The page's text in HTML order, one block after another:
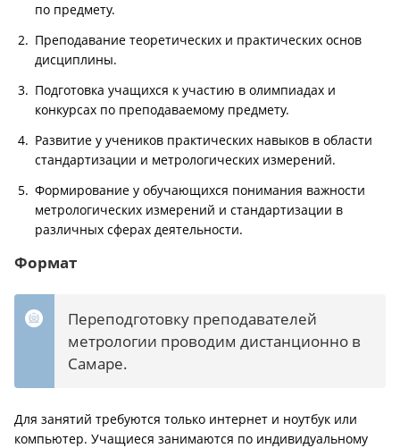
по предмету.
Преподавание теоретических и практических основ
дисциплины.
Подготовка учащихся к участию в олимпиадах и
конкурсах по преподаваемому предмету.
Развитие у учеников практических навыков в области
стандартизации и метрологических измерений.
Формирование у обучающихся понимания важности
метрологических измерений и стандартизации в
различных сферах деятельности.
Формат
Переподготовку преподавателей
метрологии проводим дистанционно в
Самаре.
Для занятий требуются только интернет и ноутбук или
компьютер. Учащиеся занимаются по индивидуальному